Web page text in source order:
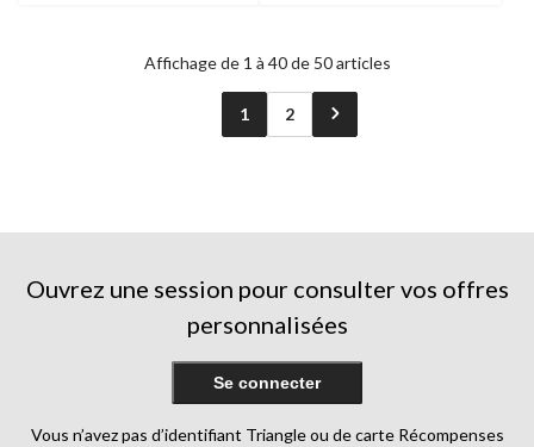
Affichage de 1 à 40 de 50 articles
1 2
Ouvrez une session pour consulter vos offres
personnalisées
Se connecter
Vous n’avez pas d’identifiant Triangle ou de carte Récompenses